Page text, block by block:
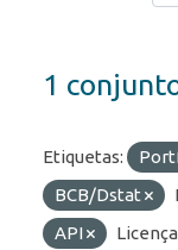
1
Etiquetas:
BCB/Dstat
API